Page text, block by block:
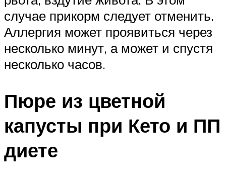
случае прикорм следует отменить.
Аллергия может проявиться через
несколько минут, а может и спустя
несколько часов.
Пюре из цветной
капусты при Кето и ПП
диете